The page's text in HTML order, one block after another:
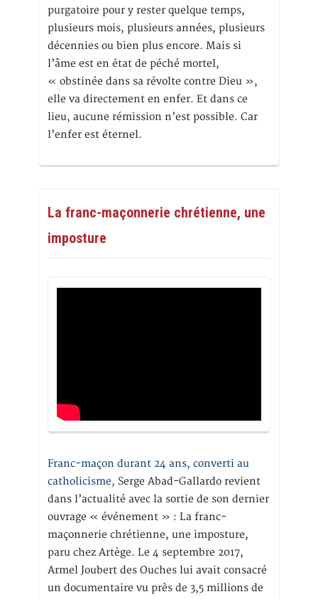
purgatoire pour y rester quelque temps,
plusieurs mois, plusieurs années, plusieurs
décennies ou bien plus encore. Mais si
l’âme est en état de péché mortel,
« obstinée dans sa révolte contre Dieu »,
elle va directement en enfer. Et dans ce
lieu, aucune rémission n’est possible. Car
l’enfer est éternel.
La franc-maçonnerie chrétienne, une
imposture
Franc-maçon durant 24 ans, converti au
catholicisme, Serge Abad-Gallardo revient
dans l’actualité avec la sortie de son dernier
ouvrage « événement » : La franc-
maçonnerie chrétienne, une imposture,
paru chez Artège. Le 4 septembre 2017,
Armel Joubert des Ouches lui avait consacré
un documentaire vu près de 3,5 millions de